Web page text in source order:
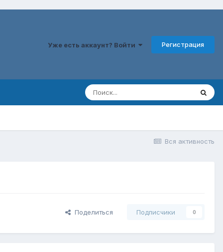
Уже есть аккаунт? Войти Регистрация
Вся активность
Поделиться Подписчики 0